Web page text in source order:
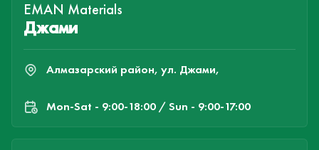
EMAN Materials
Джами
Алмазарский район, ул. Джами,
Mon-Sat - 9:00-18:00 / Sun - 9:00-17:00